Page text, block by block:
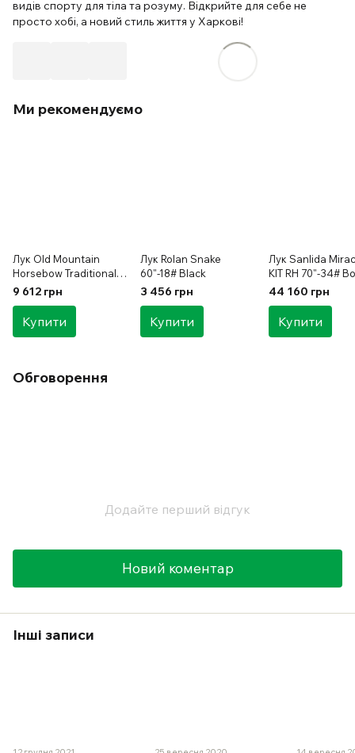
видів спорту для тіла та розуму. Відкрийте для себе не
просто хобі, а новий стиль життя у Харкові!
Ми рекомендуємо
Лук Old Mountain
Horsebow Traditional
Tracker RH/LH 52"-40#
9 612 грн
Купити
Лук Rolan Snake
60"-18# Black
3 456 грн
Купити
Лук Sanlida
KIT RH 70"-34#
Light Blue
44 160 грн
Купити
Обговорення
Додайте перший відгук
Новий коментар
Інші записи